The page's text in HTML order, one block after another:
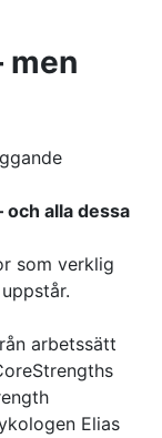
bygger
i
nya simhall
men
och alla dessa
som verklig
arbetssätt
Elias